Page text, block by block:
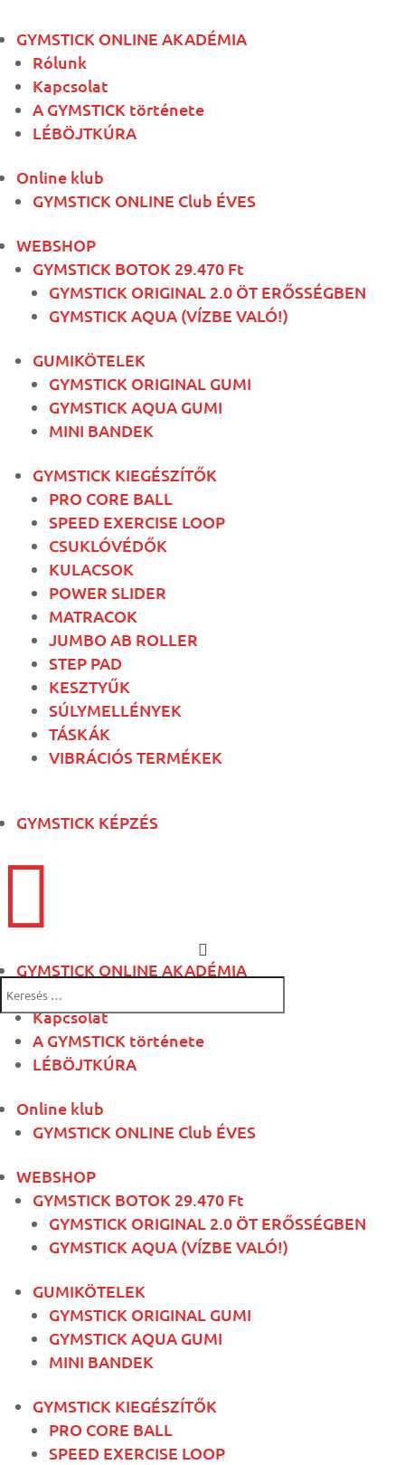
GYMSTICK ONLINE AKADÉMIA
Rólunk
Kapcsolat
A GYMSTICK története
LÉBÖJTKÚRA
Online klub
GYMSTICK ONLINE Club ÉVES
WEBSHOP
GYMSTICK BOTOK 29.470 Ft
GYMSTICK ORIGINAL 2.0 ÖT ERŐSSÉGBEN
GYMSTICK AQUA (VÍZBE VALÓ!)
GUMIKÖTELEK
GYMSTICK ORIGINAL GUMI
GYMSTICK AQUA GUMI
MINI BANDEK
GYMSTICK KIEGÉSZÍTŐK
PRO CORE BALL
SPEED EXERCISE LOOP
CSUKLÓVÉDŐK
KULACSOK
POWER SLIDER
MATRACOK
JUMBO AB ROLLER
STEP PAD
KESZTYŰK
SÚLYMELLÉNYEK
TÁSKÁK
VIBRÁCIÓS TERMÉKEK
GYMSTICK KÉPZÉS

GYMSTICK ONLINE AKADÉMIA
Rólunk
Kapcsolat
A GYMSTICK története
LÉBÖJTKÚRA
Online klub
GYMSTICK ONLINE Club ÉVES
WEBSHOP
GYMSTICK BOTOK 29.470 Ft
GYMSTICK ORIGINAL 2.0 ÖT ERŐSSÉGBEN
GYMSTICK AQUA (VÍZBE VALÓ!)
GUMIKÖTELEK
GYMSTICK ORIGINAL GUMI
GYMSTICK AQUA GUMI
MINI BANDEK
GYMSTICK KIEGÉSZÍTŐK
PRO CORE BALL
SPEED EXERCISE LOOP